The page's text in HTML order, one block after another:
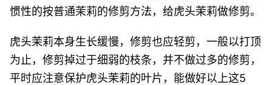
惯性的按普通茉莉的修剪方法，给虎头茉莉做修剪。
虎头茉莉本身生长缓慢，修剪也应轻剪，一般以打顶
为止，修剪掉过于细弱的枝条，并不做过多的修剪，
平时应注意保护虎头茉莉的叶片，能做好以上这5